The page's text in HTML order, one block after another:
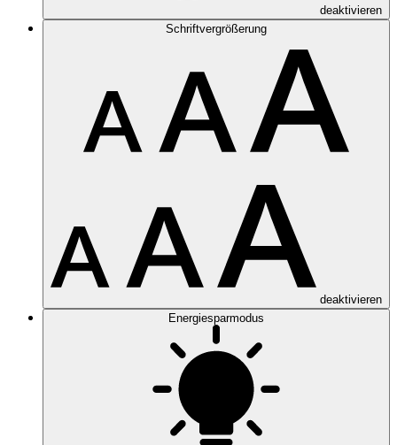
deaktivieren
Schriftvergrößerung
deaktivieren
Energiesparmodus